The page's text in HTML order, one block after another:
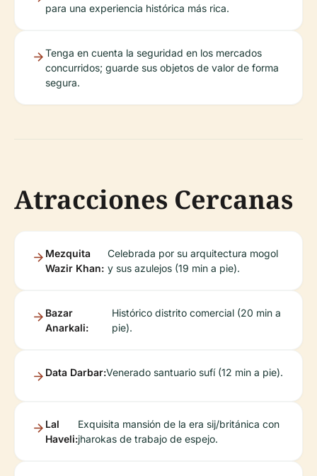
para una experiencia histórica más rica.
Tenga en cuenta la seguridad en los mercados
concurridos; guarde sus objetos de valor de forma
segura.
Atracciones Cercanas
Mezquita
Wazir Khan:
Celebrada por su arquitectura mogol
y sus azulejos (19 min a pie).
Bazar
Anarkali:
Histórico distrito comercial (20 min a
pie).
Data Darbar:Venerado santuario sufí (12 min a pie).
Lal
Haveli:
Exquisita mansión de la era sij/británica con
jharokas de trabajo de espejo.